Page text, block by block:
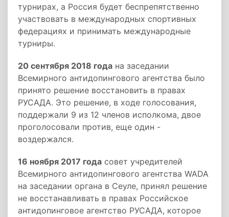
турнирах, а Россия будет беспрепятственно
участвовать в международных спортивных
федерациях и принимать международные
турниры.
20 сентября 2018 года на заседании
Всемирного антидопингового агентства было
принято решение восстановить в правах
РУСАДА. Это решение, в ходе голосования,
поддержали 9 из 12 членов исполкома, двое
проголосовали против, еще один -
воздержался.
16 ноября 2017 года совет учредителей
Всемирного антидопингового агентства WADA
на заседании органа в Сеуле, принял решение
не восстанавливать в правах Российское
антидопинговое агентство РУСАДА, которое